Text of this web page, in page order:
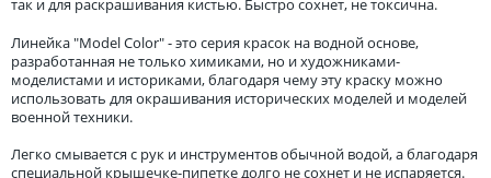
так и для раскрашивания кистью. Быстро сохнет, не токсична.
Линейка "Model Color" - это серия красок на водной основе,
разработанная не только химиками, но и художниками-
моделистами и историками, благодаря чему эту краску можно
использовать для окрашивания исторических моделей и моделей
военной техники.
Легко смывается с рук и инструментов обычной водой, а благодаря
специальной крышечке-пипетке долго не сохнет и не испаряется.